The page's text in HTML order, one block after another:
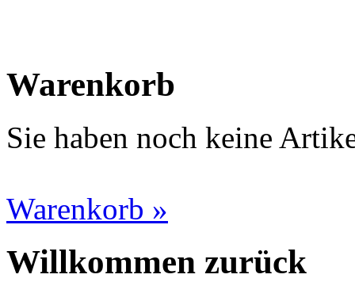
Warenkorb
Sie haben noch keine
Warenkorb »
Willkommen zurück